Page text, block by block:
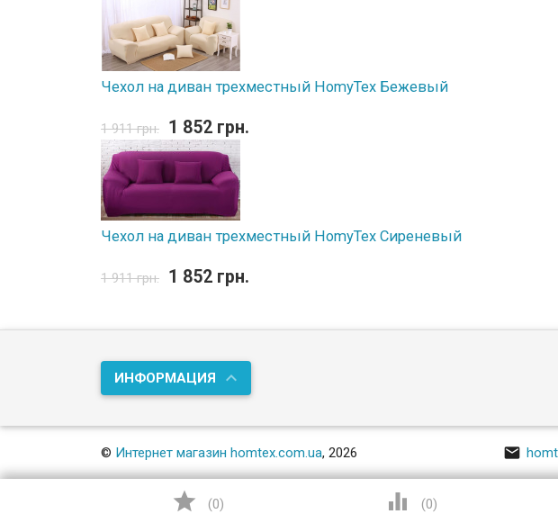
Чехол на диван трехместный HomyTex Бежевый
1 911 грн. 1 852 грн.
Чехол на диван трехместный HomyTex Сиреневый
1 911 грн. 1 852 грн.
ИНФОРМАЦИЯ
© Интернет магазин homtex.com.ua, 2026 
 (0)  (0)